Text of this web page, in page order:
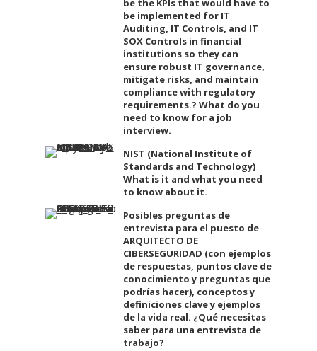
be the KPIs that would have to
be implemented for IT
Auditing, IT Controls, and IT
SOX Controls in financial
institutions so they can
ensure robust IT governance,
mitigate risks, and maintain
compliance with regulatory
requirements.? What do you
need to know for a job
interview.
NIST (National Institute of
Standards and Technology)
What is it and what you need
to know about it.
Posibles preguntas de
entrevista para el puesto de
ARQUITECTO DE
CIBERSEGURIDAD (con ejemplos
de respuestas, puntos clave de
conocimiento y preguntas que
podrías hacer), conceptos y
definiciones clave y ejemplos
de la vida real. ¿Qué necesitas
saber para una entrevista de
trabajo?